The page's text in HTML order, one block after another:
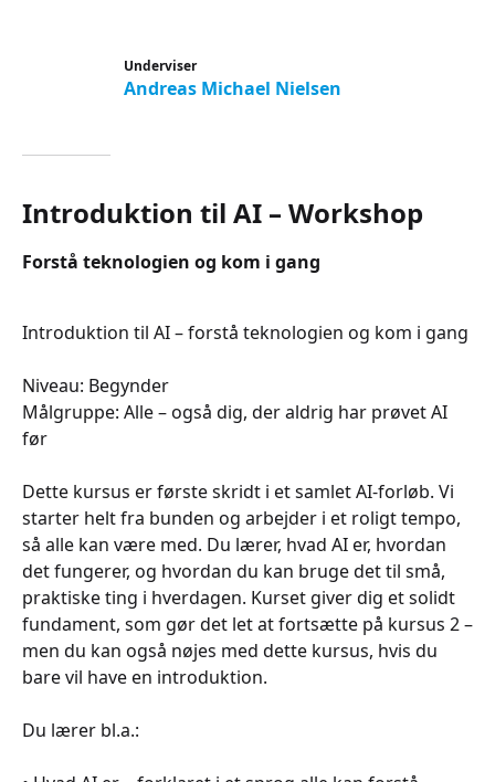
Underviser
Andreas Michael Nielsen
Introduktion til AI – Workshop
Forstå teknologien og kom i gang
Introduktion til AI – forstå teknologien og kom i gang
Niveau: Begynder
Målgruppe: Alle – også dig, der aldrig har prøvet AI
før
Dette kursus er første skridt i et samlet AI‑forløb. Vi
starter helt fra bunden og arbejder i et roligt tempo,
så alle kan være med. Du lærer, hvad AI er, hvordan
det fungerer, og hvordan du kan bruge det til små,
praktiske ting i hverdagen. Kurset giver dig et solidt
fundament, som gør det let at fortsætte på kursus 2 –
men du kan også nøjes med dette kursus, hvis du
bare vil have en introduktion.
Du lærer bl.a.: